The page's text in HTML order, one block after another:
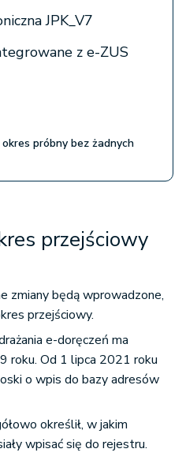
JPK_V7
z e-ZUS
próbny bez żadnych
przejściowy
zmiany będą wprowadzone,
przejściowy.
e-doręczeń ma
roku. Od 1 lipca 2021 roku
o wpis do bazy adresów
określił, w jakim
wpisać się do rejestru.